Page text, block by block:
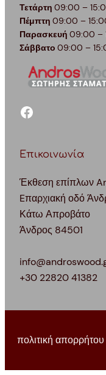
Τετάρτη 09:00 –
Πέμπτη 09:00 –
Παρασκευή 09:00 –
Σάββατο 09:00 –
facebook
Επικοινωνία
Έκθεση επίπλων
Eπαρχιακή οδό
Κάτω Απροβάτο
Άνδρος 84501
+30 22820 41382
πολιτική απορρήτου